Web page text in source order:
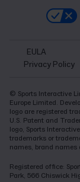
EULA
Privacy Policy
© Sports Interactive
Europe Limited.
logo are registered
U.S. Patent and
logo, Sports
trademarks or
names, brand names
Registered office:
Park, 566 Chiswick